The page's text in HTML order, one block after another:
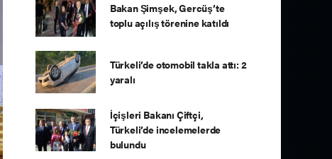
Bakan Şimşek, Gercüş’te
toplu açılış törenine katıldı
Türkeli’de otomobil takla attı: 2
yaralı
İçişleri Bakanı Çiftçi,
Türkeli’de incelemelerde
bulundu